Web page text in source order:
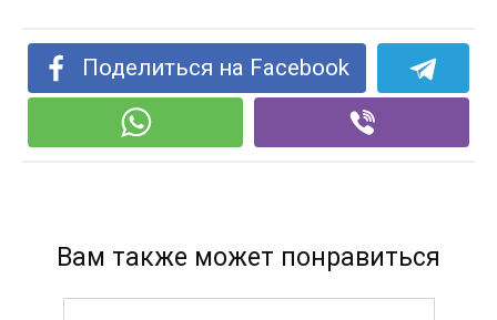
Поделиться на Facebook
Вам также может понравиться